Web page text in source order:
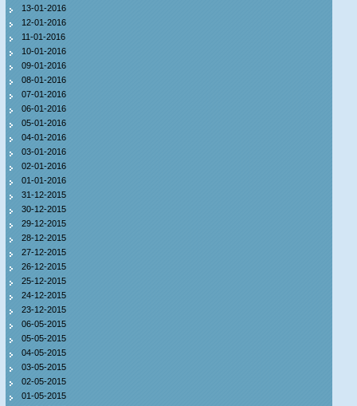
13-01-2016
12-01-2016
11-01-2016
10-01-2016
09-01-2016
08-01-2016
07-01-2016
06-01-2016
05-01-2016
04-01-2016
03-01-2016
02-01-2016
01-01-2016
31-12-2015
30-12-2015
29-12-2015
28-12-2015
27-12-2015
26-12-2015
25-12-2015
24-12-2015
23-12-2015
06-05-2015
05-05-2015
04-05-2015
03-05-2015
02-05-2015
01-05-2015